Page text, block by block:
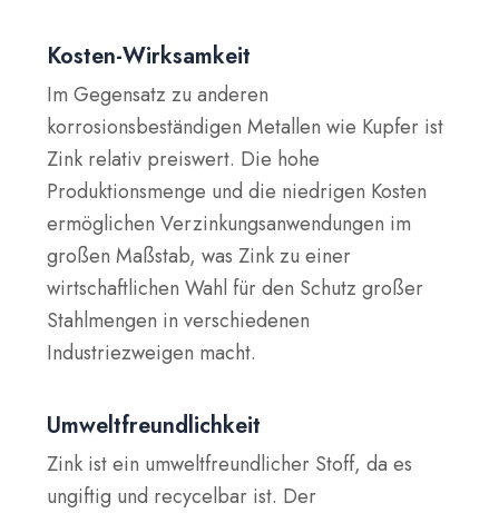
Kosten-Wirksamkeit
Im Gegensatz zu anderen
korrosionsbeständigen Metallen wie Kupfer ist
Zink relativ preiswert. Die hohe
Produktionsmenge und die niedrigen Kosten
ermöglichen Verzinkungsanwendungen im
großen Maßstab, was Zink zu einer
wirtschaftlichen Wahl für den Schutz großer
Stahlmengen in verschiedenen
Industriezweigen macht.
Umweltfreundlichkeit
Zink ist ein umweltfreundlicher Stoff, da es
ungiftig und recycelbar ist. Der